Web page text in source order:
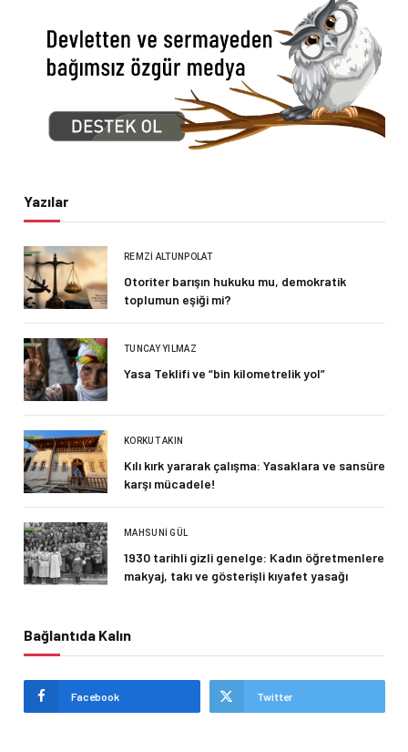
Yazılar
REMZI ALTUNPOLAT
Otoriter barışın hukuku mu, demokratik
toplumun eşiği mi?
TUNCAY YILMAZ
Yasa Teklifi ve “bin kilometrelik yol”
KORKUT AKIN
Kılı kırk yararak çalışma: Yasaklara ve sansüre
karşı mücadele!
MAHSUNI GÜL
1930 tarihli gizli genelge: Kadın öğretmenlere
makyaj, takı ve gösterişli kıyafet yasağı
Bağlantıda Kalın
Facebook Twitter